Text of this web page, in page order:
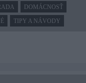
DOMÁCNOSŤ
TIPY A NÁVODY